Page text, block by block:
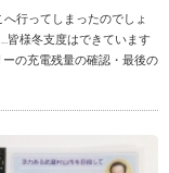
行ってしまったのでしょ
皆様冬支度はできています
の充電残量の確認・最後の